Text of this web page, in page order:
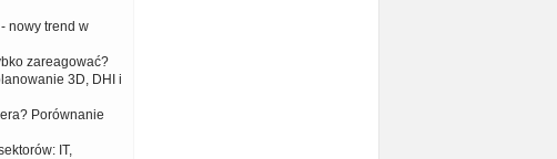
nowy trend w
zareagować?
3D, DHI i
Porównanie
IT,